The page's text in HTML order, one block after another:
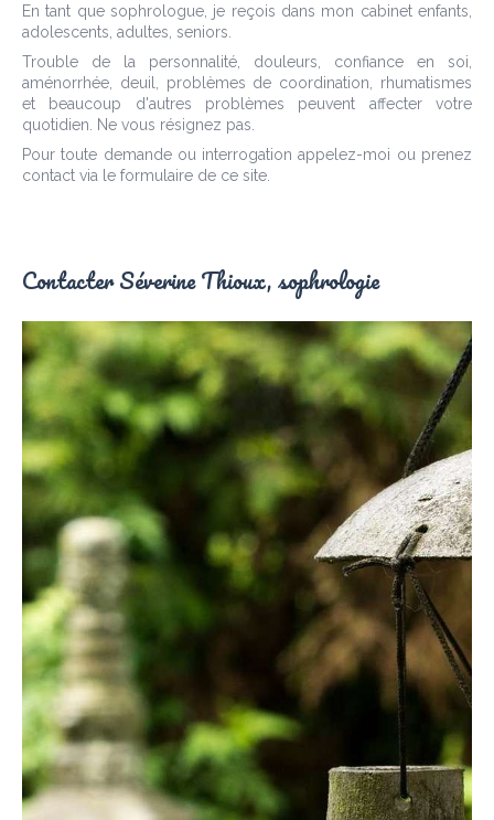
En tant que sophrologue, je reçois dans mon cabinet enfants,
adolescents, adultes, seniors.
Trouble de la personnalité, douleurs, confiance en soi,
aménorrhée, deuil, problèmes de coordination, rhumatismes
et beaucoup d'autres problèmes peuvent affecter votre
quotidien. Ne vous résignez pas.
Pour toute demande ou interrogation appelez-moi ou prenez
contact via le formulaire de ce site.
Contacter Séverine Thioux, sophrologie